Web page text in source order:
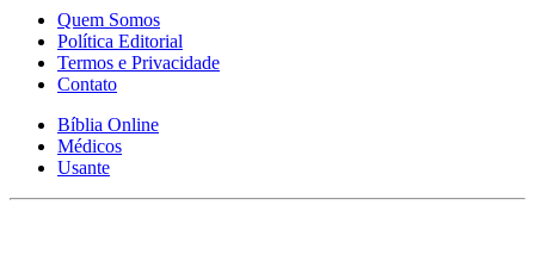
Quem Somos
Política Editorial
Termos e Privacidade
Contato
Bíblia Online
Médicos
Usante